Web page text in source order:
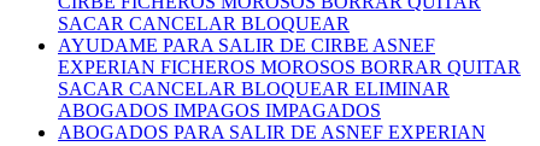
SACAR CANCELAR BLOQUEAR
AYUDAME PARA SALIR DE CIRBE ASNEF
EXPERIAN FICHEROS MOROSOS BORRAR QUITAR
SACAR CANCELAR BLOQUEAR ELIMINAR
ABOGADOS IMPAGOS IMPAGADOS
ABOGADOS PARA SALIR DE ASNEF EXPERIAN